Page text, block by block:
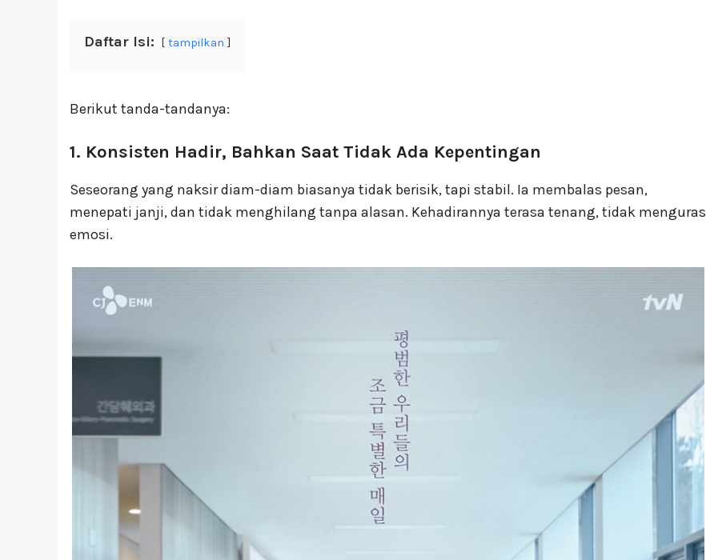
Daftar Isi: tampilkan
Berikut tanda-tandanya:
1. Konsisten Hadir, Bahkan Saat Tidak Ada Kepentingan
Seseorang yang naksir diam-diam biasanya tidak berisik, tapi stabil. Ia membalas pesan,
menepati janji, dan tidak menghilang tanpa alasan. Kehadirannya terasa tenang, tidak menguras
emosi.